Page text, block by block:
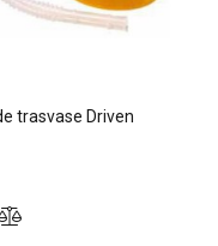
trasvase Driven